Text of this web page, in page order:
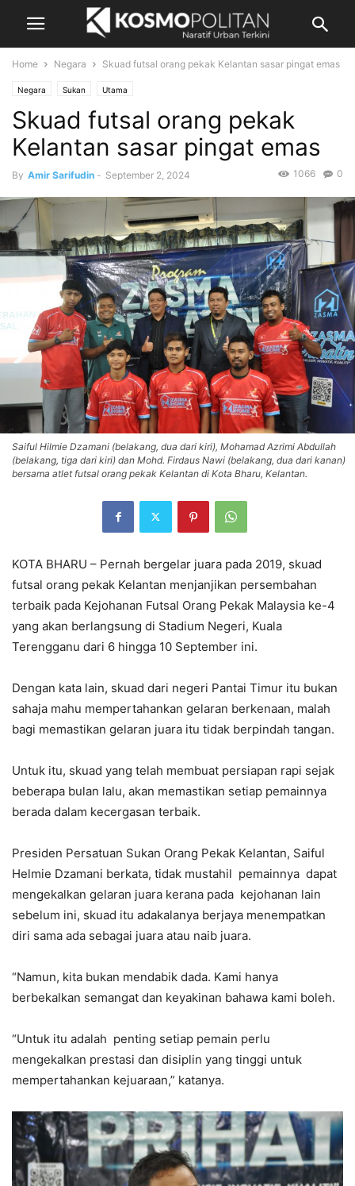
Home Negara Skuad futsal orang pekak Kelantan sasar pingat emas
Negara Sukan Utama
Skuad futsal orang pekak
Kelantan sasar pingat emas
By Amir Sarifudin - September 2, 2024 0
1066
Saiful Hilmie Dzamani (belakang, dua dari kiri), Mohamad Azrimi Abdullah
(belakang, tiga dari kiri) dan Mohd. Firdaus Nawi (belakang, dua dari kanan)
bersama atlet futsal orang pekak Kelantan di Kota Bharu, Kelantan.
KOTA BHARU – Pernah bergelar juara pada 2019, skuad
futsal orang pekak Kelantan menjanjikan persembahan
terbaik pada Kejohanan Futsal Orang Pekak Malaysia ke-4
yang akan berlangsung di Stadium Negeri, Kuala
Terengganu dari 6 hingga 10 September ini.
Dengan kata lain, skuad dari negeri Pantai Timur itu bukan
sahaja mahu mempertahankan gelaran berkenaan, malah
bagi memastikan gelaran juara itu tidak berpindah tangan.
Untuk itu, skuad yang telah membuat persiapan rapi sejak
beberapa bulan lalu, akan memastikan setiap pemainnya
berada dalam kecergasan terbaik.
Presiden Persatuan Sukan Orang Pekak Kelantan, Saiful
Helmie Dzamani berkata, tidak mustahil pemainnya dapat
mengekalkan gelaran juara kerana pada kejohanan lain
sebelum ini, skuad itu adakalanya berjaya menempatkan
diri sama ada sebagai juara atau naib juara.
“Namun, kita bukan mendabik dada. Kami hanya
berbekalkan semangat dan keyakinan bahawa kami boleh.
“Untuk itu adalah penting setiap pemain perlu
mengekalkan prestasi dan disiplin yang tinggi untuk
mempertahankan kejuaraan,” katanya.